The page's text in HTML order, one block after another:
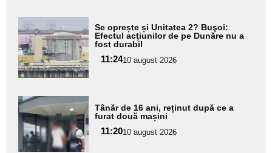
Adaugă
aici textul
pentru
subtitlu
Se oprește și Unitatea 2? Buşoi:
Efectul acţiunilor de pe Dunăre nu a
fost durabil
11:2410 august 2026
Adaugă
aici textul
pentru
subtitlu
Tânăr de 16 ani, reținut după ce a
furat două mașini
11:2010 august 2026